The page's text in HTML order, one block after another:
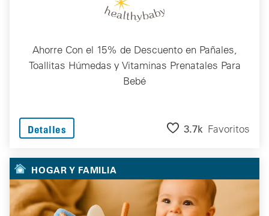
Ahorre Con el 15% de Descuento en Pañales,
Toallitas Húmedas y Vitaminas Prenatales Para
Bebé
Detalles 3.7k Favoritos
HOGAR Y FAMILIA